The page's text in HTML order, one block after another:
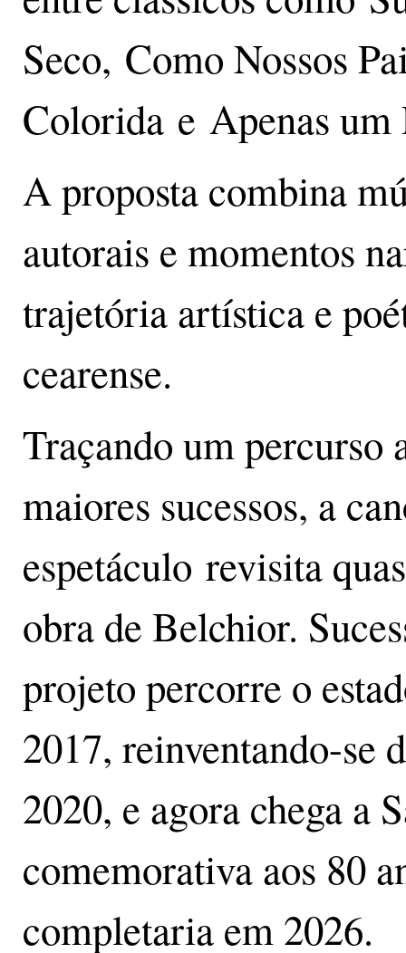
Seco, Como Nossos
Colorida e Apenas
A proposta combina
autorais e momentos
trajetória artística e
cearense.
Traçando um percurso
maiores sucessos, a
espetáculo revisita
obra de Belchior.
projeto percorre o
2017, reinventando-se
2020, e agora chega a
comemorativa aos 80
completaria em 2026.